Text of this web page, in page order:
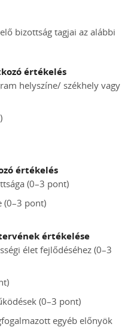
bizottság tagjai az alábbi
értékelés
helyszíne/ székhely vagy
értékelés
(0–3 pont)
(0–3 pont)
értékelése
élet fejlődéséhez (0–3
(0–3 pont)
egyéb előnyök